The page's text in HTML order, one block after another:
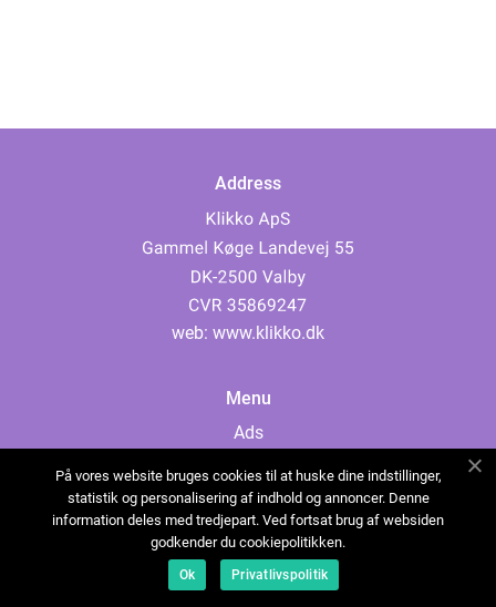
Address
web: www.klikko.dk
Menu
Ads
Cookies
Contact
Sitemap
På vores website bruges cookies til at huske dine indstillinger,
statistik og personalisering af indhold og annoncer. Denne
information deles med tredjepart. Ved fortsat brug af websiden
godkender du cookiepolitikken.
Ok Privatlivspolitik